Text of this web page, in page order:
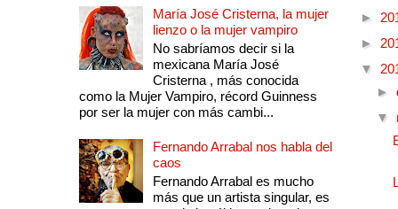
María José Cristerna, la mujer
lienzo o la mujer vampiro
No sabríamos decir si la
mexicana María José
Cristerna , más conocida
como la Mujer Vampiro, récord Guinness
por ser la mujer con más cambi...
Fernando Arrabal nos habla del
caos
Fernando Arrabal es mucho
más que un artista singular, es
►
►
▼
►
▼